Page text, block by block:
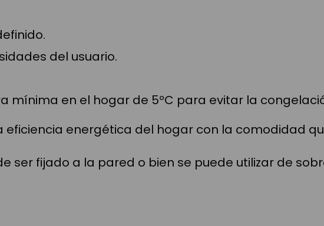
del usuario.
en el hogar de 5ºC para evitar la
energética del hogar con la comodidad
ser fijado a la pared o bien se puede utilizar de